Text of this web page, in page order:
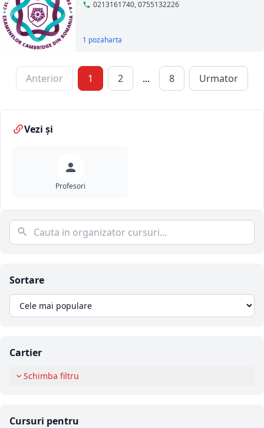
Sortare
Cartier
Schimba filtru
Cursuri pentru
0213161740, 0755132226
1 pozaharta
Anterior 1 2 ... 8 Urmator
Vezi și
Profesori